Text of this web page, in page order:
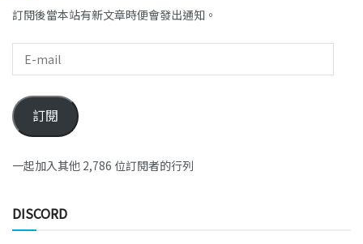
訂閱後當本站有新文章時便會發出通知。
訂閱
一起加入其他 2,786 位訂閱者的行列
DISCORD